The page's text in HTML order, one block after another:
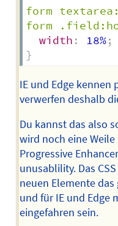
form
form
width : 18%;
}
IE und Edge
verwerfen deshalb
Du kannst das also
wird noch eine
Progressive
unusablility. Das
neuen Elemente
und für IE und Edge
eingefahren sein.